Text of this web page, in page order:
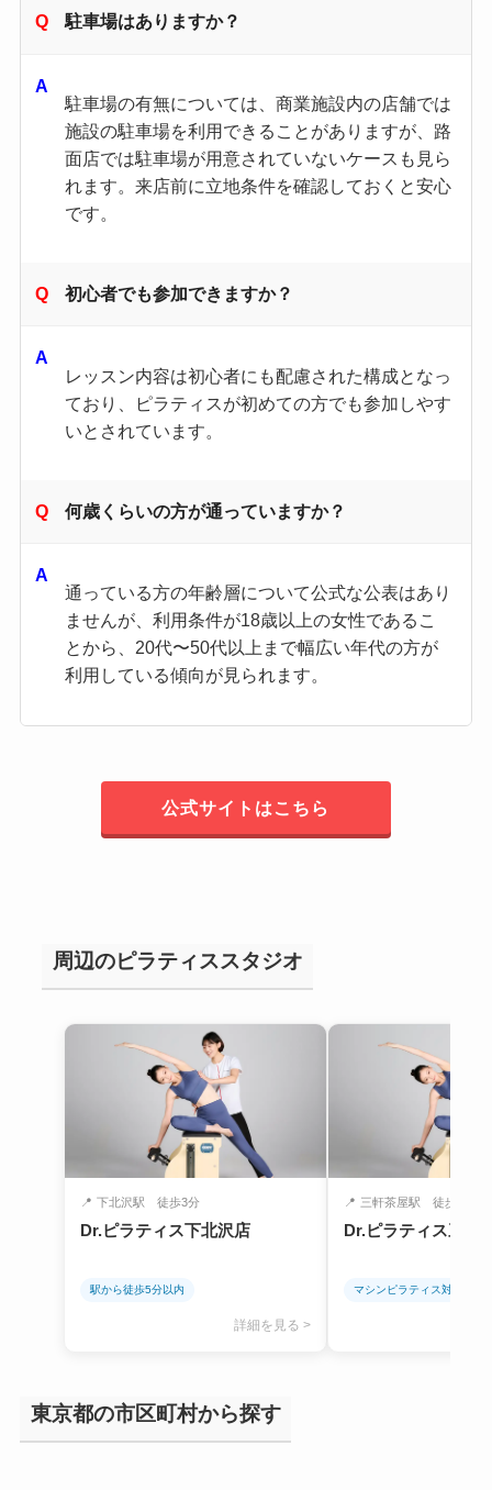
駐車場はありますか？
駐車場の有無については、商業施設内の店舗では
施設の駐車場を利用できることがありますが、路
面店では駐車場が用意されていないケースも見ら
れます。来店前に立地条件を確認しておくと安心
です。
初心者でも参加できますか？
レッスン内容は初心者にも配慮された構成となっ
ており、ピラティスが初めての方でも参加しやす
いとされています。
何歳くらいの方が通っていますか？
通っている方の年齢層について公式な公表はあり
ませんが、利用条件が18歳以上の女性であるこ
とから、20代〜50代以上まで幅広い年代の方が
利用している傾向が見られます。
公式サイトはこちら
周辺のピラティススタジオ
📍 下北沢駅 徒歩3分
Dr.ピラティス下北沢店
駅から徒歩5分以内
詳細を見る >
📍 三軒茶屋駅 徒歩5分
Dr.ピラティス三軒
マシンピラティス対応
東京都の市区町村から探す